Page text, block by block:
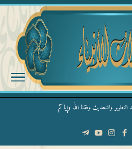
التطوير والتحديث وفقنا الله وإياكم
الله: نحن ليس عندنا تقديس الأشخاص